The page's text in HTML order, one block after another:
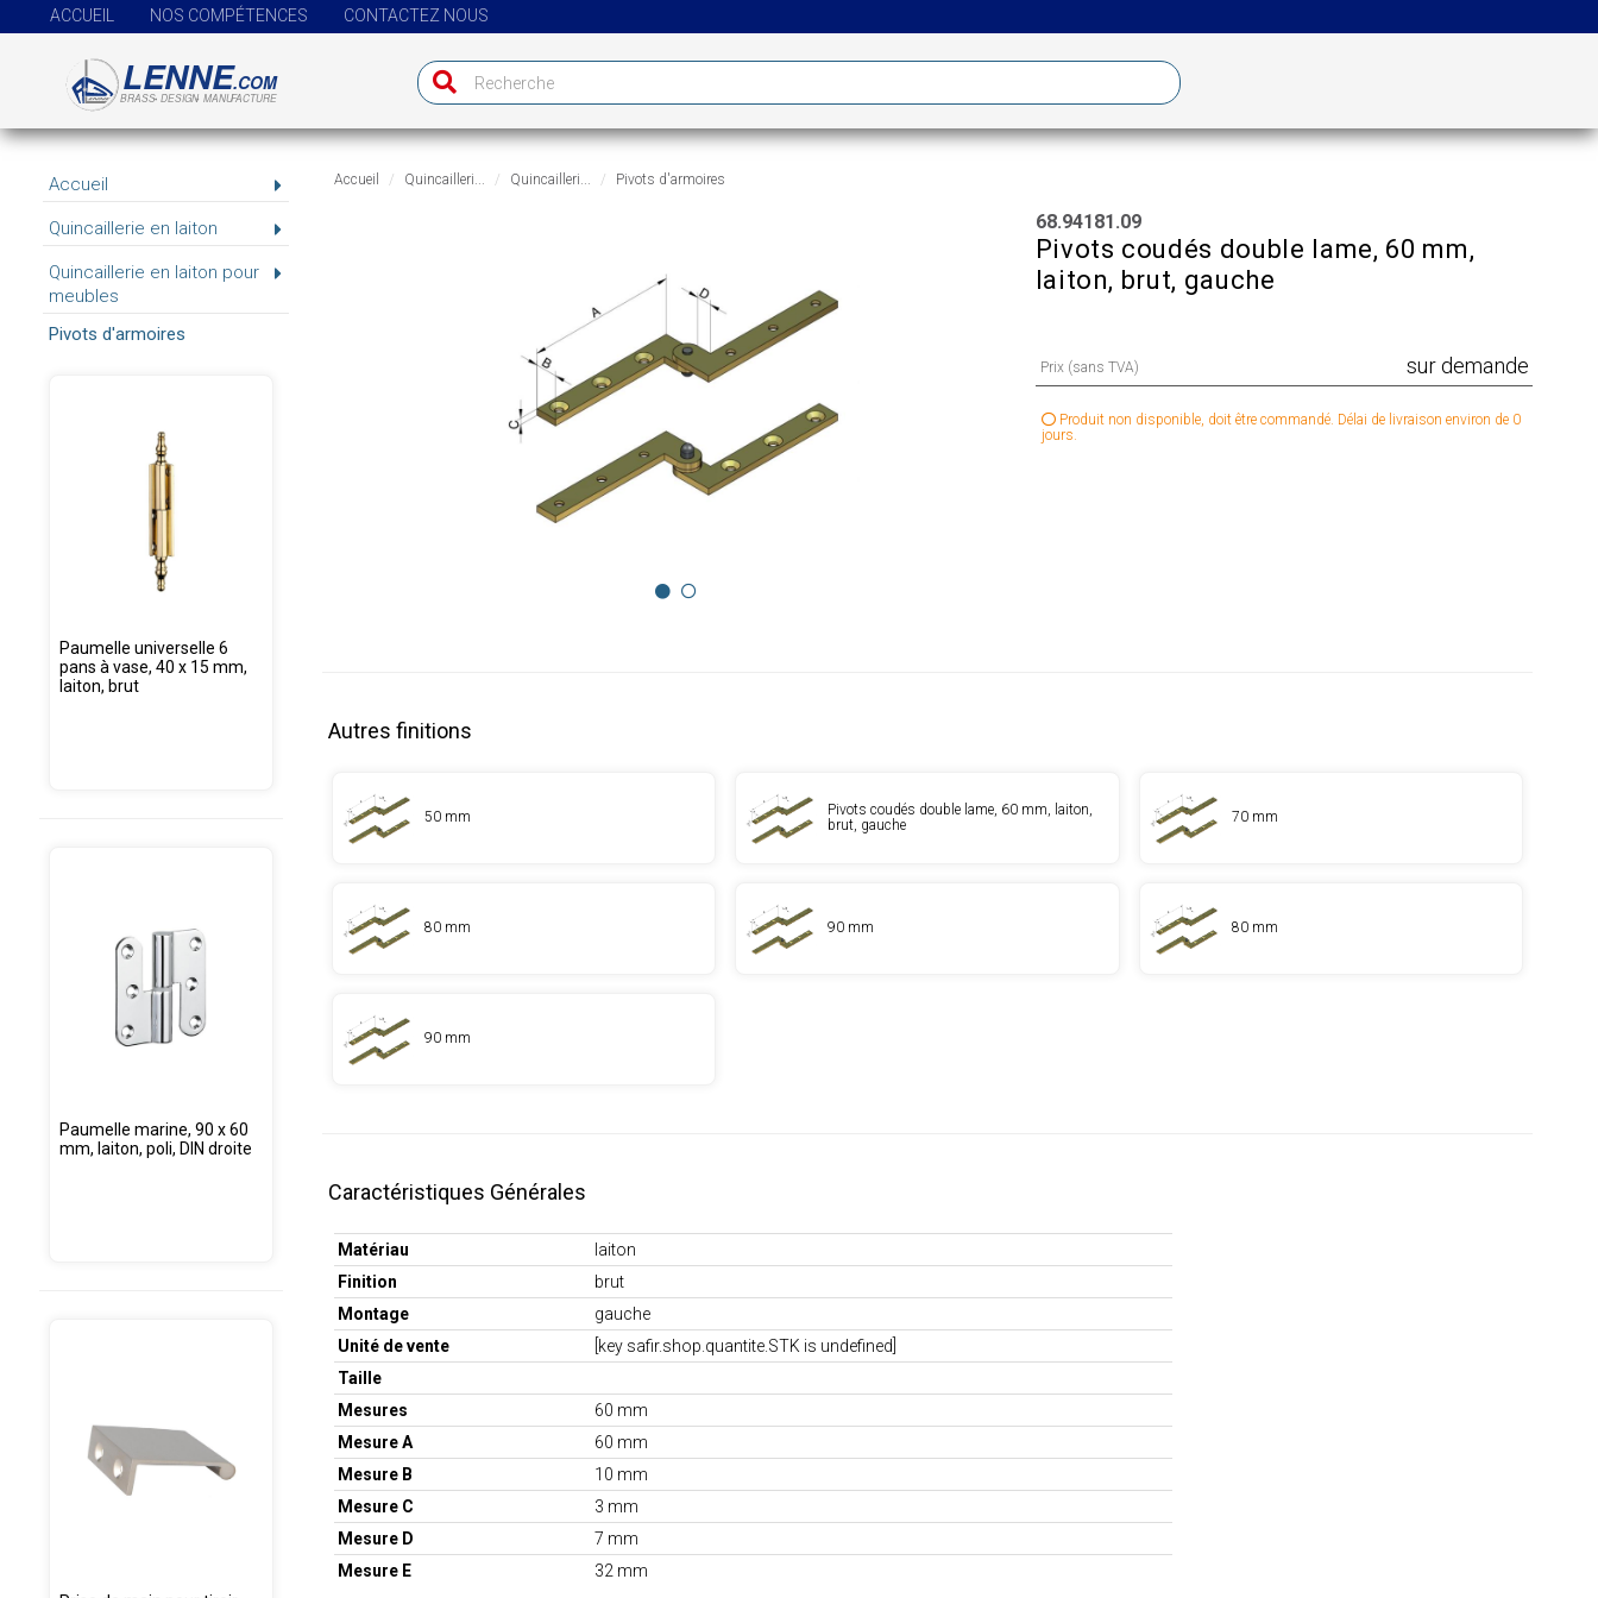
ACCUEIL NOS COMPÉTENCES CONTACTEZ NOUS
Accueil
Quincaillerie en laiton
Quincaillerie en laiton pour
meubles
Pivots d'armoires
Paumelle universelle 6
pans à vase, 40 x 15 mm,
laiton, brut
Paumelle marine, 90 x 60
mm, laiton, poli, DIN droite
Accueil Quincailleri... Quincailleri... Pivots d'armoires
68.94181.09
Pivots coudés double lame, 60 mm,
laiton, brut, gauche
Prix (sans TVA) sur demande
Produit non disponible, doit être commandé. Délai de livraison environ de 0
jours.
Autres finitions
50 mm
Pivots coudés double lame, 60 mm, laiton,
brut, gauche
70 mm
80 mm 90 mm 80 mm
90 mm
Caractéristiques Générales
Matériau
laiton
Finition
brut
Montage
gauche
Unité de vente
[key safir.shop.quantite.STK is undefined]
Taille
Mesures
60 mm
Mesure A
60 mm
Mesure B
10 mm
Mesure C
3 mm
Mesure D
7 mm
Mesure E
32 mm